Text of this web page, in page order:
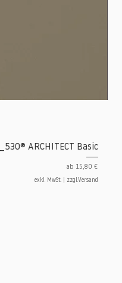
ARCHITECT Basic
ab 15,80 €
Sale-Preis
exkl. MwSt. zzgl.Versand